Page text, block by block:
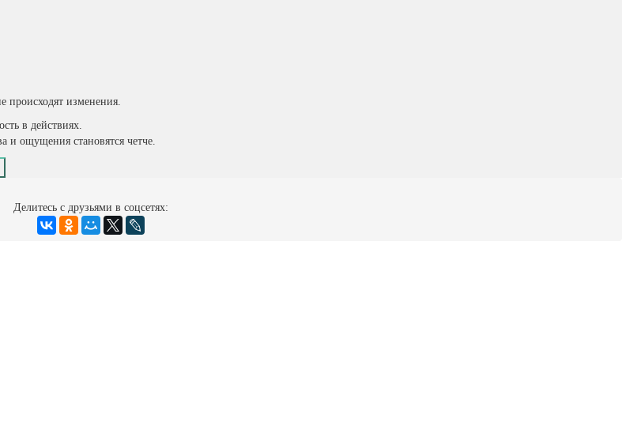
происходят изменения.
в действиях.
и ощущения становятся четче.
Делитесь с друзьями в соцсетях: